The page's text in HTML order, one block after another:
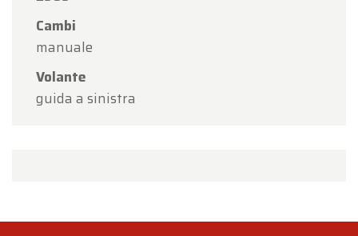
Cambi
manuale
Volante
guida a sinistra